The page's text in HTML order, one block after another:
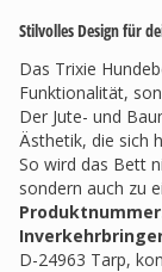
Stilvolles Design für
Das Trixie
Funktionalität,
Der Jute- und
Ästhetik, die sich
So wird das Bett
sondern auch zu
D-24963 Tarp,